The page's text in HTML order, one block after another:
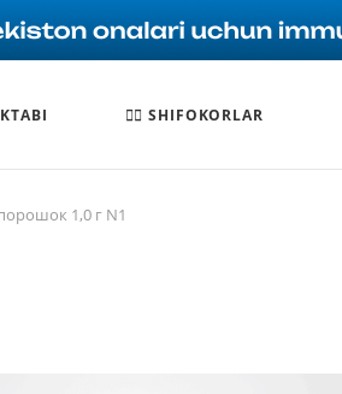
🧑‍⚕️ SHIFOKORLAR
1,0 г N1